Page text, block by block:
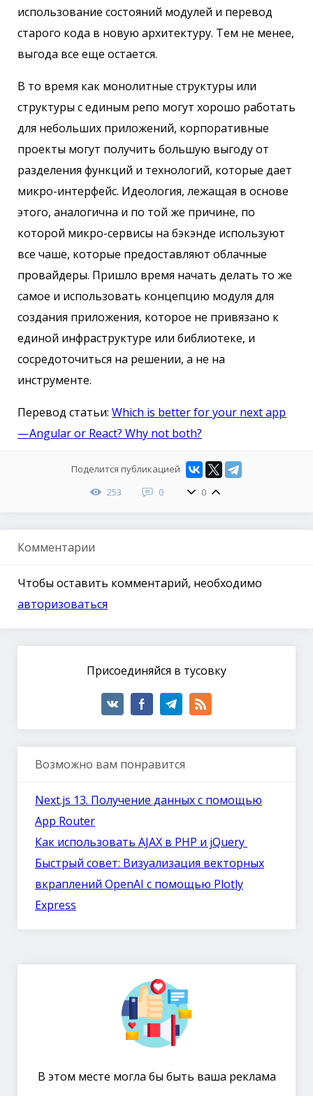
использование состояний модулей и перевод
старого кода в новую архитектуру. Тем не менее,
выгода все еще остается.
В то время как монолитные структуры или
структуры с единым репо могут хорошо работать
для небольших приложений, корпоративные
проекты могут получить большую выгоду от
разделения функций и технологий, которые дает
микро-интерфейс. Идеология, лежащая в основе
этого, аналогична и по той же причине, по
которой микро-сервисы на бэкэнде используют
все чаше, которые предоставляют облачные
провайдеры. Пришло время начать делать то же
самое и использовать концепцию модуля для
создания приложения, которое не привязано к
единой инфраструктуре или библиотеке, и
сосредоточиться на решении, а не на
инструменте.
Перевод статьи: Which is better for your next app
— Angular or React? Why not both?
Поделится публикацией
253
0 0
Комментарии
Чтобы оставить комментарий, необходимо
авторизоваться
Присоединяйся в тусовку
Возможно вам понравится
Next.js 13. Получение данных с помощью
App Router
Как использовать AJAX в PHP и jQuery
Быстрый совет: Визуализация векторных
вкраплений OpenAI с помощью Plotly
Express
В этом месте могла бы быть ваша реклама